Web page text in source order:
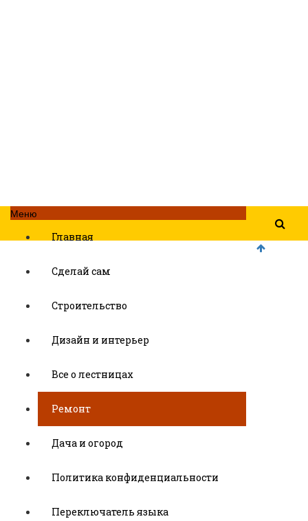
Меню
Главная
Сделай сам
Строительство
Дизайн и интерьер
Все о лестницах
Ремонт
Дача и огород
Политика конфиденциальности
Переключатель языка